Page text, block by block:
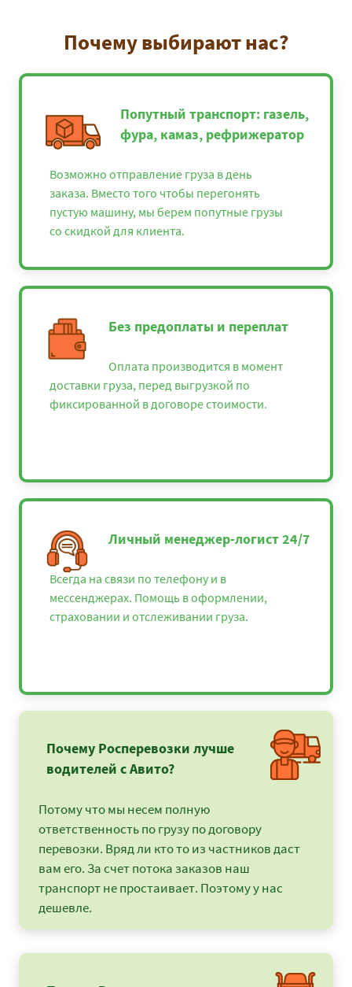
Почему выбирают нас?
Попутный транспорт: газель,
фура, камаз, рефрижератор
Возможно отправление груза в день
заказа. Вместо того чтобы перегонять
пустую машину, мы берем попутные грузы
со скидкой для клиента.
Без предоплаты и переплат
Оплата производится в момент
доставки груза, перед выгрузкой по
фиксированной в договоре стоимости.
Личный менеджер-логист 24/7
Всегда на связи по телефону и в
мессенджерах. Помощь в оформлении,
страховании и отслеживании груза.
Почему Росперевозки лучше
водителей с Авито?
Потому что мы несем полную
ответственность по грузу по договору
перевозки. Вряд ли кто то из частников даст
вам его. За счет потока заказов наш
транспорт не простаивает. Поэтому у нас
дешевле.